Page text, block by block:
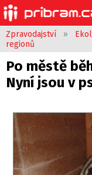
Zpravodajství »
regionů
Po městě
Nyní jsou v